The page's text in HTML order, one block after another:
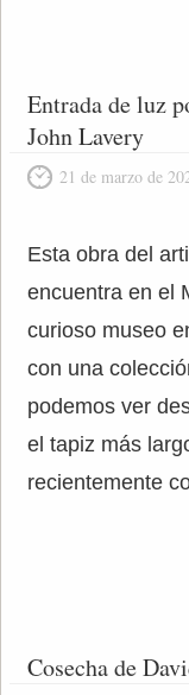
Entrada de luz
John Lavery
21 de marzo de
Esta obra del
encuentra en el
curioso museo
con una
podemos ver
el tapiz más
recientemente
Cosecha de